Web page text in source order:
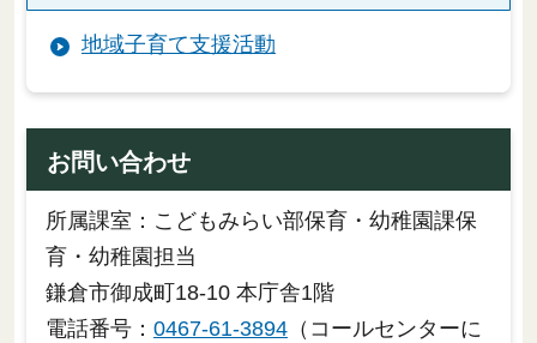
地域子育て支援活動
お問い合わせ
所属課室：こどもみらい部保育・幼稚園課保
育・幼稚園担当
鎌倉市御成町18-10 本庁舎1階
電話番号： 0467-61-3894 （コールセンターに